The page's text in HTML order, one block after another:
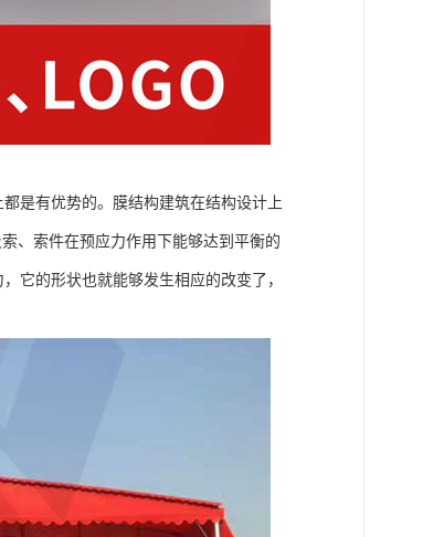
是有优势的。膜结构建筑在结构设计上
、索件在预应力作用下能够达到平衡的
它的形状也就能够发生相应的改变了，